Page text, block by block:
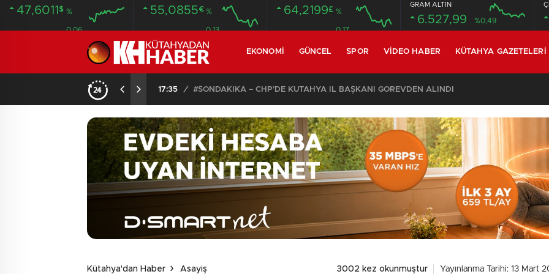
47,6011 $ %
0.06
55,0855€ %
0.13
64,2199£ %
0.17
GRAM ALTIN
6.527,99 %0,49
EKONOMI GÜNCEL SPOR VIDEO HABER KÜTAHYA GAZETELERI
17:35 / #SONDAKİKA – CHP’DE KÜTAHYA İL BAŞKANI GÖREVDEN ALINDI
Kütahya'dan Haber Asayiş 3002 kez okunmuştur Yayınlanma Tarihi: 13 Mart